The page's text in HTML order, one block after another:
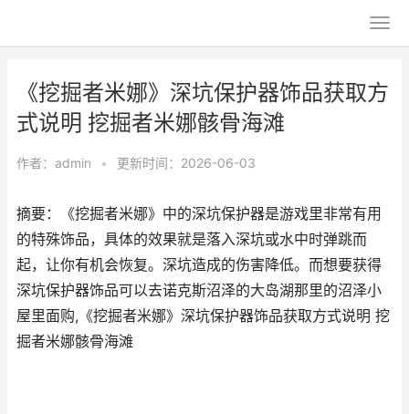
《挖掘者米娜》深坑保护器饰品获取方
式说明 挖掘者米娜骸骨海滩
作者： admin • 更新时间：2026-06-03
摘要：《挖掘者米娜》中的深坑保护器是游戏里非常有用
的特殊饰品，具体的效果就是落入深坑或水中时弹跳而
起，让你有机会恢复。深坑造成的伤害降低。而想要获得
深坑保护器饰品可以去诺克斯沼泽的大岛湖那里的沼泽小
屋里面购,《挖掘者米娜》深坑保护器饰品获取方式说明 挖
掘者米娜骸骨海滩